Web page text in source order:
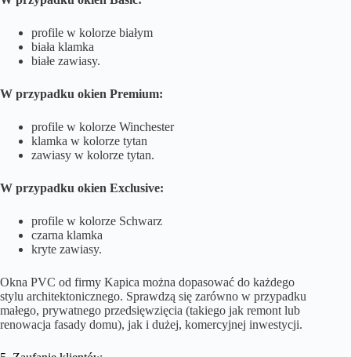
profile w kolorze białym
biała klamka
białe zawiasy.
W przypadku okien Premium:
profile w kolorze Winchester
klamka w kolorze tytan
zawiasy w kolorze tytan.
W przypadku okien Exclusive:
profile w kolorze Schwarz
czarna klamka
kryte zawiasy.
Okna PVC od firmy Kapica można dopasować do każdego
stylu architektonicznego. Sprawdzą się zarówno w przypadku
małego, prywatnego przedsięwzięcia (takiego jak remont lub
renowacja fasady domu), jak i dużej, komercyjnej inwestycji.